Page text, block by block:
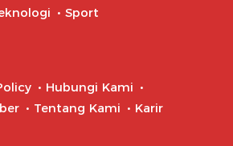
Sport
Hubungi Kami
Tentang Kami Karir